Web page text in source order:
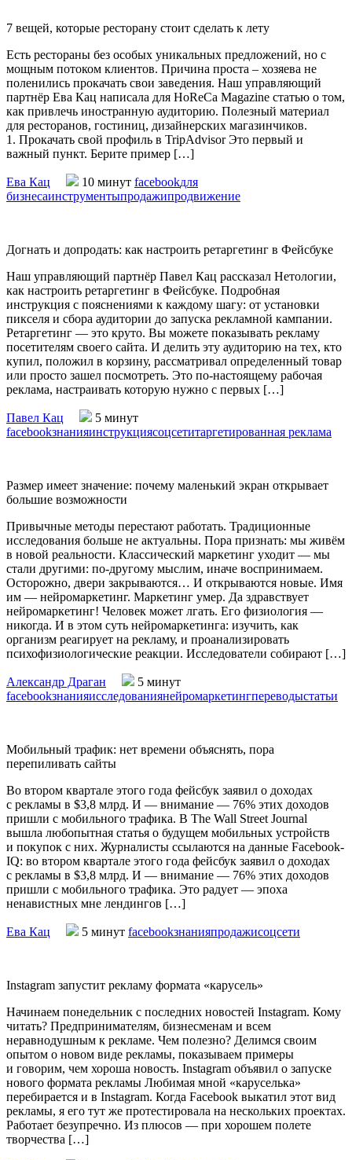
7 вещей, которые ресторану стоит сделать к лету
Есть рестораны без особых уникальных предложений, но с
мощным потоком клиентов. Причина проста – хозяева не
поленились прокачать свои заведения. Наш управляющий
партнёр Ева Кац написала для HoReCa Magazine статью о том,
как привлечь иностранную аудиторию. Полезный материал
для ресторанов, гостиниц, дизайнерских магазинчиков.
1. Прокачать свой профиль в TripAdvisor Это первый и
важный пункт. Берите пример […]
Ева Кац 10 минут facebookдля
бизнесаинструментыпродажипродвижение
Догнать и допродать: как настроить ретаргетинг в Фейсбуке
Наш управляющий партнёр Павел Кац рассказал Нетологии,
как настроить ретаргетинг в Фейсбуке. Подробная
инструкция с пояснениями к каждому шагу: от установки
пикселя и сбора аудитории до запуска рекламной кампании.
Ретаргетинг — это круто. Вы можете показывать рекламу
посетителям своего сайта. И делить эту аудиторию на тех, кто
купил, положил в корзину, рассматривал определенный товар
или просто зашел посмотреть. Это по-настоящему рабочая
реклама, настраивать которую нужно с первых […]
Павел Кац
5 минут
facebookзнанияинструкциясоцсетитаргетированная реклама
Размер имеет значение: почему маленький экран открывает
большие возможности
Привычные методы перестают работать. Традиционные
исследования больше не актуальны. Пора признать: мы живём
в новой реальности. Классический маркетинг уходит — мы
стали другими: по-другому мыслим, иначе воспринимаем.
Осторожно, двери закрываются… И открываются новые. Имя
им — нейромаркетинг. Маркетинг умер. Да здравствует
нейромаркетинг! Человек может лгать. Его физиология —
никогда. И в этом суть нейромаркетинга: изучить, как
организм реагирует на рекламу, и проанализировать
психофизиологические реакции. Исследователи собирают […]
Александр Драган
5 минут
facebookзнанияисследованиянейромаркетингпереводыстатьи
Мобильный трафик: нет времени объяснять, пора
перепиливать сайты
Во втором квартале этого года фейсбук заявил о доходах
с рекламы в $3,8 млрд. И — внимание — 76% этих доходов
пришли с мобильного трафика. В The Wall Street Journal
вышла любопытная статья о будущем мобильных устройств
и покупок с них. Журналисты ссылаются на данные Facebook-
IQ: во втором квартале этого года фейсбук заявил о доходах
с рекламы в $3,8 млрд. И — внимание — 76% этих доходов
пришли с мобильного трафика. Это радует — эпоха
ненавистных мне лендингов […]
Ева Кац 5 минут facebookзнанияпродажисоцсети
Instagram запустит рекламу формата «карусель»
Начинаем понедельник с последних новостей Instagram. Кому
читать? Предпринимателям, бизнесменам и всем
неравнодушным к рекламе. Чем полезно? Делимся своим
опытом о новом виде рекламы, показываем примеры
и говорим, чем хороша новость. Instagram объявил о запуске
нового формата рекламы Любимая мной «каруселька»
перебирается и в Instagram. Когда Facebook выкатил этот вид
рекламы, я его тут же протестировала на нескольких проектах.
Работает безупречно. Из плюсов — при хорошем полете
творчества […]